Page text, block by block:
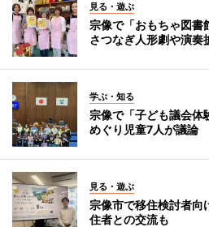
見る・遊ぶ
宗像で「おもちゃ図
さつなぎ人形劇や演奏
学ぶ・知る
宗像で「子ども議会
めぐり児童7人が議論
見る・遊ぶ
宗像市で移住検討者
住者との交流も